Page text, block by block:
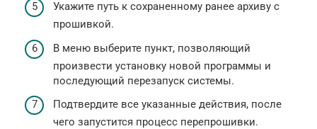
Укажите путь к сохраненному ранее архиву с
прошивкой.
В меню выберите пункт, позволяющий
произвести установку новой программы и
последующий перезапуск системы.
Подтвердите все указанные действия, после
чего запустится процесс перепрошивки.